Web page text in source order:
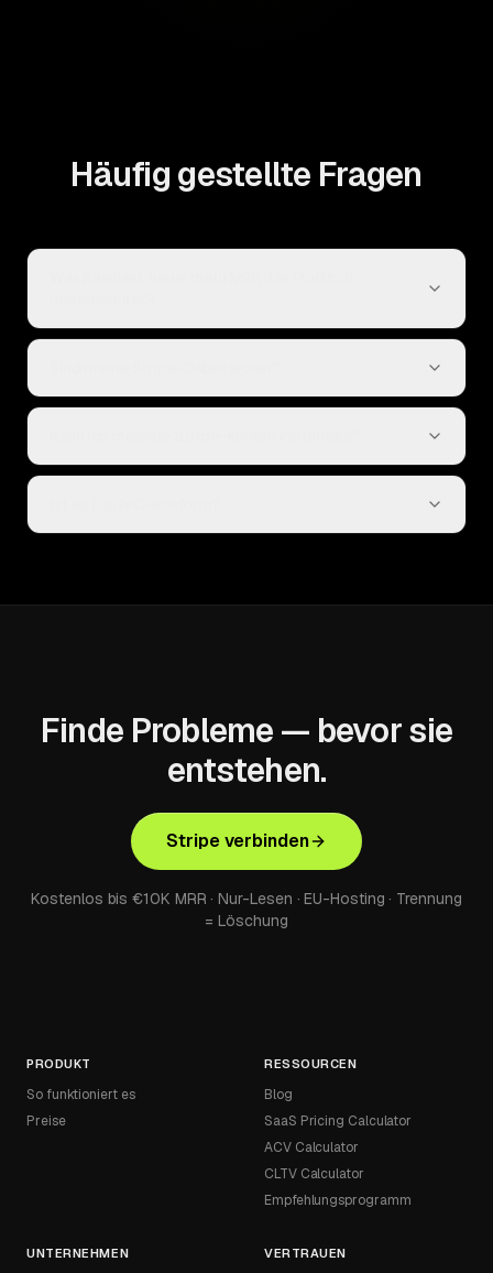
Häufig gestellte Fragen
Finde Probleme — bevor sie
entstehen.
Stripe verbinden
Kostenlos bis €10K MRR · Nur-Lesen · EU-Hosting · Trennung
= Löschung
PRODUKT
So funktioniert es
Preise
RESSOURCEN
Blog
SaaS Pricing Calculator
ACV Calculator
CLTV Calculator
Empfehlungsprogramm
UNTERNEHMEN VERTRAUEN